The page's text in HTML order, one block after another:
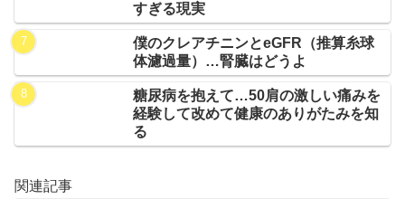
すぎる現実
僕のクレアチニンとeGFR（推算糸球
体濾過量）…腎臓はどうよ
糖尿病を抱えて…50肩の激しい痛みを
経験して改めて健康のありがたみを知
る
関連記事